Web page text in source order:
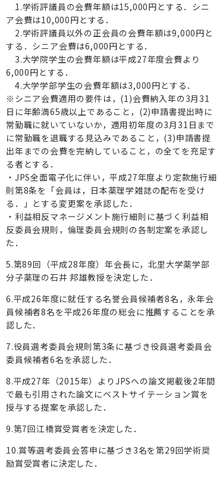
1.学術評議員の会費年額は15,000円とする．シニ
ア会費は10,000円とする．
2.学術評議員以外の正会員の会費年額は9,000円と
する．シニア会費は6,000円とする．
3.大学院学生の会費年額は平成27年度会費より
6,000円とする．
4.大学学部学生の会費年額は3,000円とする．
※シニア会費適用の要件は，(1)会費納入年の3月31
日に年齢満65歳以上であること，(2)申請書提出時に
常勤職に就いていないか，適用初年度の3月31日まで
に常勤職を退職する見込みであること，(3)申請書提
出年までの会費を完納していること，の全てを充足す
る者とする．
・JPS全面電子化に伴い，平成27年度より定款施行細
則第8条を「会員は，日本薬理学雑誌の配布を受け
る．」とする変更案を承認した．
・利益相反マネージメント施行細則に基づく利益相
反委員会規則，倫理委員会規則の各制定案を承認し
た．
5.第89回（平成28年度）年会長に，北里大学薬学部
分子薬理の石井 邦雄教授を決定した．
6.平成26年度に就任する名誉会員候補者8名，永年会
員候補者8名を平成26年度の総会に推薦することを承
認した．
7.役員選考委員会規則第3条に基づき役員選考委員会
委員候補者6名を承認した．
8.平成27年（2015年）よりJPSへの論文掲載後2年間
で最も引用された論文にベストサイテーション賞を
授与する提案を承認した．
9.第7回江橋賞受賞者を決定した．
10.賞等選考委員会答申に基づき3名を第29回学術奨
励賞受賞者に決定した．